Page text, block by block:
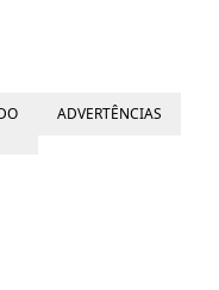
ADVERTÊNCIAS